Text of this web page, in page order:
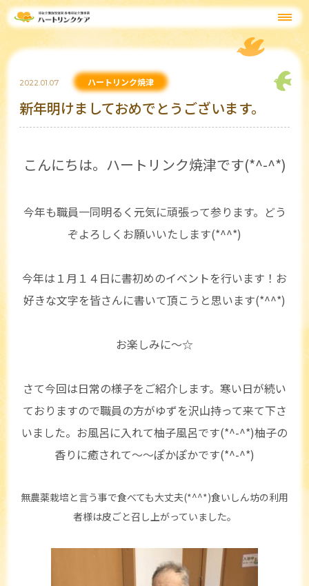
2022.01.07 ハートリンク焼津
新年明けましておめでとうございます。
こんにちは。ハートリンク焼津です(*^-^*)
今年も職員一同明るく元気に頑張って参ります。どう
ぞよろしくお願いいたします(*^^*)
今年は１月１４日に書初めのイベントを行います！お
好きな文字を皆さんに書いて頂こうと思います(*^^*)
お楽しみに～☆
さて今回は日常の様子をご紹介します。寒い日が続い
ておりますので職員の方がゆずを沢山持って来て下さ
いました。お風呂に入れて柚子風呂です(*^-^*)柚子の
香りに癒されて～～ぽかぽかです(*^-^*)
無農薬栽培と言う事で食べても大丈夫(*^^*)食いしん坊の利用
者様は皮ごと召し上がっていました。